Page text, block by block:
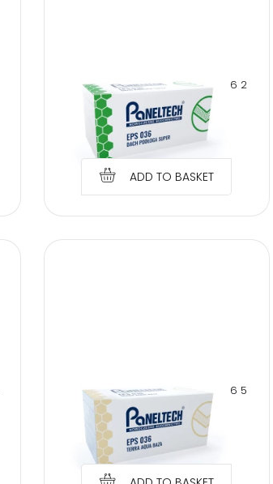
PANELTECH POLYSTYRENE EPS 036 2
CM ROOF FLOOR SUPER
€0.79
ADD TO BASKET
PANELTECH POLYSTYRENE EPS 036 5
CM TERRA AQUA BASE
€1.94